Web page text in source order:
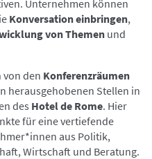
Unternehmen können
Konversation einbringen,
von Themenund
von den Konferenzräumen
herausgehobenen Stellen in
des Hotel de Rome. Hier
für eine vertiefende
aus Politik,
Wirtschaft und Beratung.